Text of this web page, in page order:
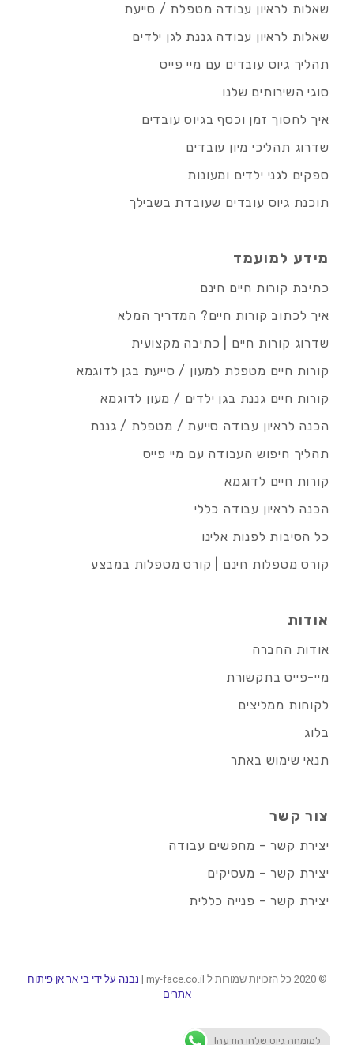
שאלות לראיון עבודה מטפלת / סייעת
שאלות לראיון עבודה גננת לגן ילדים
תהליך גיוס עובדים עם מיי פייס
סוגי השירותים שלנו
איך לחסוך זמן וכסף בגיוס עובדים
שדרוג תהליכי מיון עובדים
ספקים לגני ילדים ומעונות
תוכנת גיוס עובדים שעובדת בשבילך
מידע למועמד
כתיבת קורות חיים חינם
איך לכתוב קורות חיים? המדריך המלא
שדרוג קורות חיים | כתיבה מקצועית
קורות חיים מטפלת למעון / סייעת בגן לדוגמא
קורות חיים גננת בגן ילדים / מעון לדוגמא
הכנה לראיון עבודה סייעת / מטפלת / גננת
תהליך חיפוש העבודה עם מיי פייס
קורות חיים לדוגמא
הכנה לראיון עבודה כללי
כל הסיבות לפנות אלינו
קורס מטפלות חינם | קורס מטפלות במבצע
אודות
אודות החברה
מיי-פייס בתקשורת
לקוחות ממליצים
בלוג
תנאי שימוש באתר
צור קשר
יצירת קשר – מחפשים עבודה
יצירת קשר – מעסיקים
יצירת קשר – פנייה כללית
© 2020 כל הזכויות שמורות ל my-face.co.il |
נבנה על ידי בי אר אן פיתוח
אתרים
למומחה גיוס שלחו הודעה!